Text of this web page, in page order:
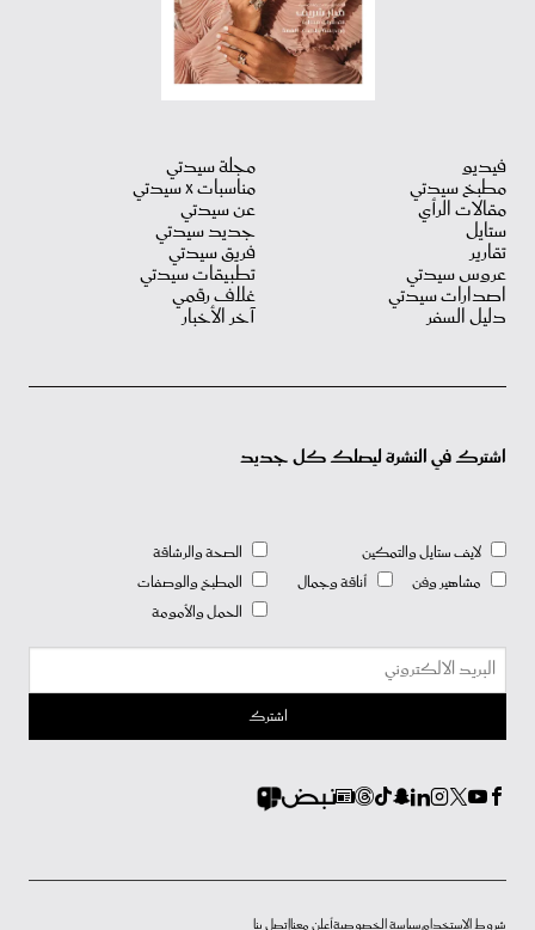
فيديو
مطبخ سيدتي
مقالات الرأي
ستايل
تقارير
عروس سيدتي
اصدارات سيدتي
دليل السفر
مجلة سيدتي
مناسبات X سيدتي
عن سيدتي
جديد سيدتي
فريق سيدتي
تطبيقات سيدتي
غلاف رقمي
آخر الأخبار
اشترك في النشرة ليصلك كل جديد
لايف ستايل والتمكين
مشاهير وفن
أناقة وجمال
الصحة والرشاقة
المطبخ والوصفات
الحمل والأمومة
شروط الاستخدامسياسة الخصوصيةأعلن معناإتصل بنا